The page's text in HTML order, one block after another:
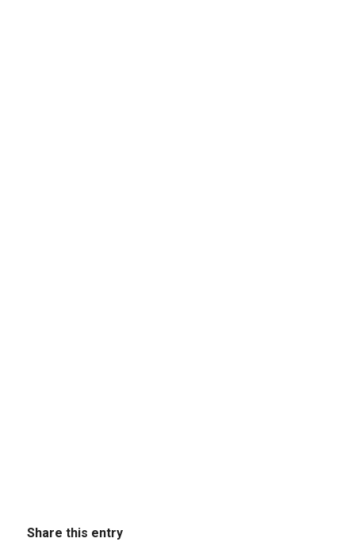
Share this entry